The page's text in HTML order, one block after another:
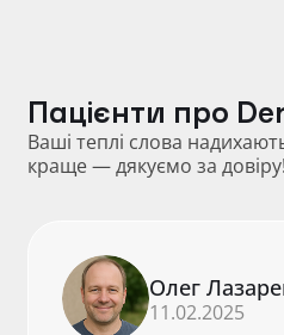
Пацієнти про
Ваші теплі слова
краще — дякуємо за довіру!
Олег
11.02.2025